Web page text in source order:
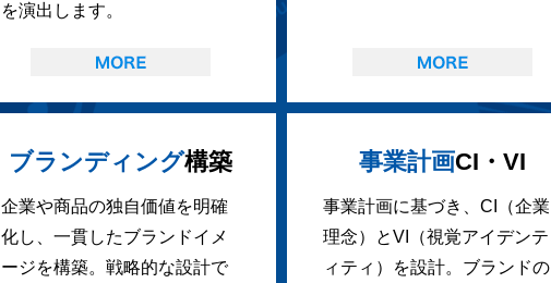
を演出します。
ブランディング構築
企業や商品の独自価値を明確
化し、一貫したブランドイメ
ージを構築。戦略的な設計で
事業計画CI・VI
事業計画に基づき、CI（企業
理念）とVI（視覚アイデンテ
ィティ）を設計。ブランドの